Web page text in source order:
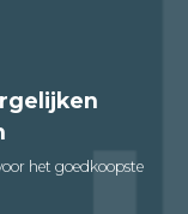
het goedkoopste